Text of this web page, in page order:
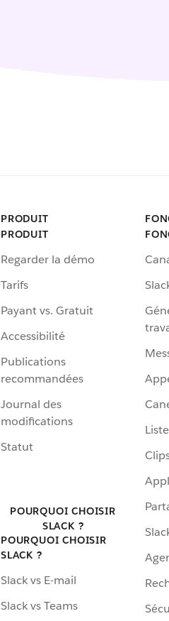
PRODUIT
PRODUIT
Regarder la démo
Tarifs
Payant vs. Gratuit
Accessibilité
Publications
recommandées
Journal des
modifications
Statut
POURQUOI CHOISIR
SLACK ?
POURQUOI CHOISIR
SLACK ?
Slack vs E-mail
Slack vs Teams